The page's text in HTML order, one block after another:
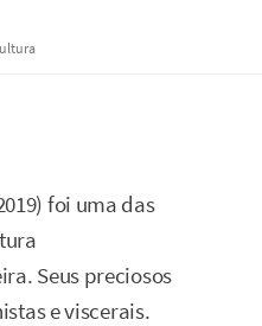
foi uma das
Seus preciosos
e viscerais.